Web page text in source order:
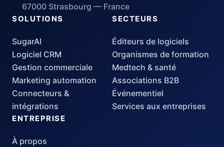
67000 Strasbourg — France
SOLUTIONS
SugarAI
Logiciel CRM
Gestion commerciale
Marketing automation
Connecteurs &
intégrations
SECTEURS
Éditeurs de logiciels
Organismes de formation
Medtech & santé
Associations B2B
Événementiel
Services aux entreprises
ENTREPRISE
À propos